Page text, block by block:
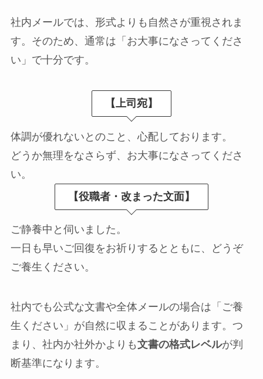
社内メールでは、形式よりも自然さが重視されま
す。そのため、通常は「お大事になさってくださ
い」で十分です。
【上司宛】
体調が優れないとのこと、心配しております。
どうか無理をなさらず、お大事になさってくださ
い。
【役職者・改まった文面】
ご静養中と伺いました。
一日も早いご回復をお祈りするとともに、どうぞ
ご養生ください。
社内でも公式な文書や全体メールの場合は「ご養
生ください」が自然に収まることがあります。つ
まり、社内か社外かよりも文書の格式レベルが判
断基準になります。